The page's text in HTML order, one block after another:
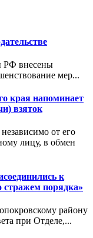
РФ внесены
мер...
края напоминает
взяток
от его
лицу, в обмен
к
стражем порядка»
району
при Отделе,...